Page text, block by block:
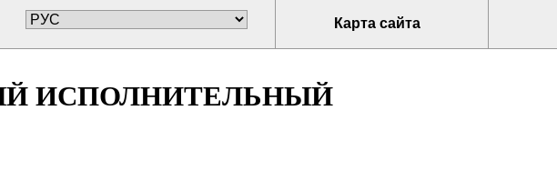
Карта сайта
ИСПОЛНИТЕЛЬНЫЙ